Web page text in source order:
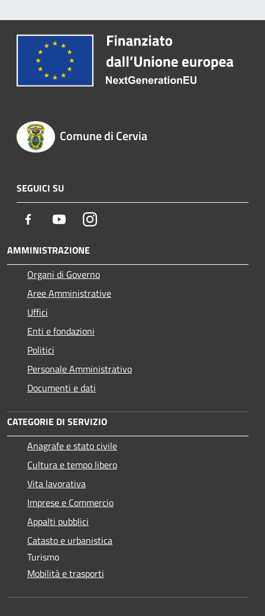
Comune di Cervia
SEGUICI SU
Facebook YoutubeInstagram
AMMINISTRAZIONE
Organi di Governo
Aree Amministrative
Uffici
Enti e fondazioni
Politici
Personale Amministrativo
Documenti e dati
CATEGORIE DI SERVIZIO
Anagrafe e stato civile
Cultura e tempo libero
Vita lavorativa
Imprese e Commercio
Appalti pubblici
Catasto e urbanistica
Turismo
Mobilità e trasporti